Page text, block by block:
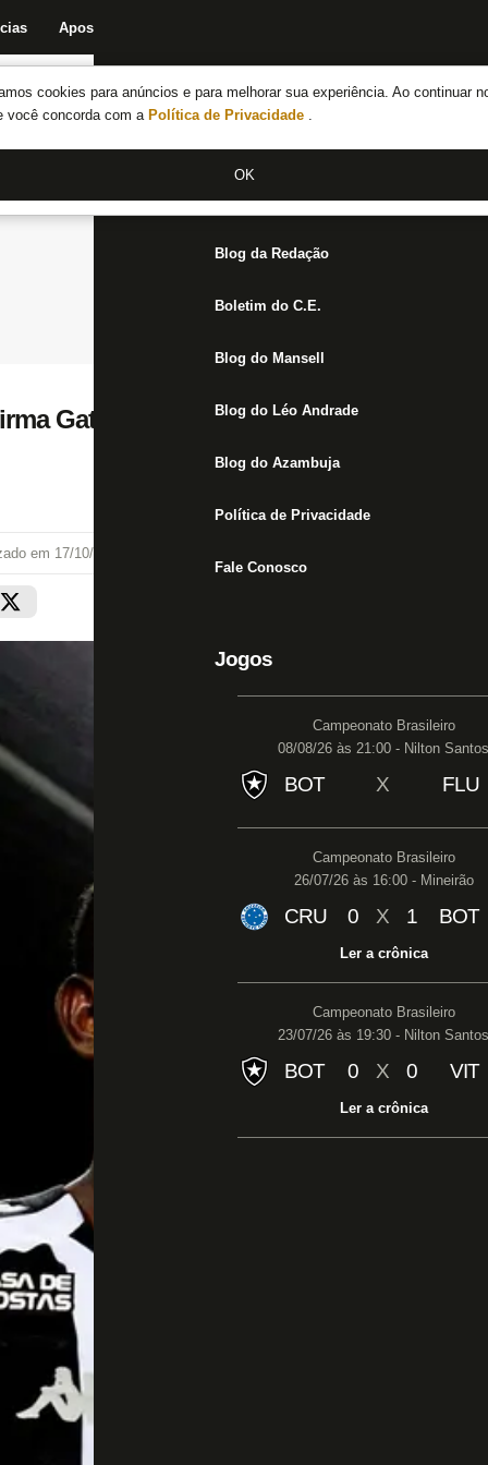
cookies para anúncios e para melhorar sua experiência. Ao continuar
você concorda com a Política de Privacidade .
OK
Apostas
Notícias do Botafogo
Fórum
Jogos
Blog da Redação
Boletim do C.E.
Blog do Mansell
Blog do Léo Andrade
Blog do Azambuja
Política de Privacidade
Fale Conosco
Jogos
Campeonato Brasileiro
08/08/26 às 21:00 - Nilton Santos
BOT X FLU
Campeonato Brasileiro
26/07/26 às 16:00 - Mineirão
CRU 0 X 1 BOT
Ler a crônica
Campeonato Brasileiro
23/07/26 às 19:30 - Nilton Santos
BOT 0 X 0 VIT
Ler a crônica
Gatito como desfalque e Kalou com
em 17/10/20 às 10:23